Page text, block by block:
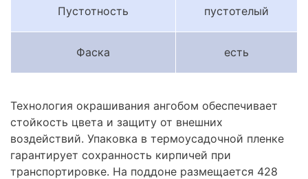
Пустотность пустотелый
Фаска есть
Технология окрашивания ангобом обеспечивает
стойкость цвета и защиту от внешних
воздействий. Упаковка в термоусадочной пленке
гарантирует сохранность кирпичей при
транспортировке. На поддоне размещается 428